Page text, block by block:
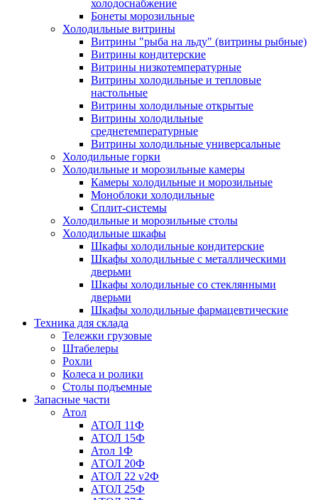
холодоснабжение
Бонеты морозильные
Холодильные витрины
Витрины "рыба на льду" (витрины рыбные)
Витрины кондитерские
Витрины низкотемпературные
Витрины холодильные и тепловые
настольные
Витрины холодильные открытые
Витрины холодильные
среднетемпературные
Витрины холодильные универсальные
Холодильные горки
Холодильные и морозильные камеры
Камеры холодильные и морозильные
Моноблоки холодильные
Сплит-системы
Холодильные и морозильные столы
Холодильные шкафы
Шкафы холодильные кондитерские
Шкафы холодильные с металлическими
дверьми
Шкафы холодильные со стеклянными
дверьми
Шкафы холодильные фармацевтические
Техника для склада
Тележки грузовые
Штабелеры
Рохли
Колеса и ролики
Столы подъемные
Запасные части
Атол
АТОЛ 11Ф
АТОЛ 15Ф
Атол 1Ф
АТОЛ 20Ф
АТОЛ 22 v2Ф
АТОЛ 25Ф